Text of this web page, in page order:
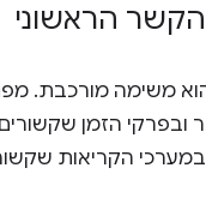
הראשוני
הוא משימה מורכבת.
הזמן
הקריאות